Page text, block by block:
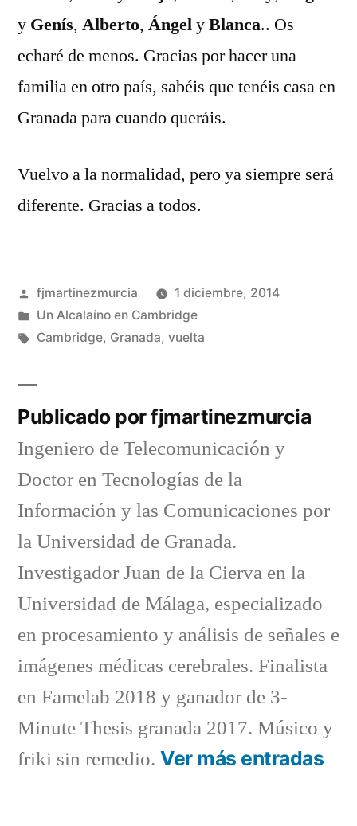
y Genís, Alberto, ÁngelyBlanca.. Os
echaré de menos. Gracias por hacer una
familia en otro país, sabéis que tenéis casa en
Granada para cuando queráis.
Vuelvo a la normalidad, pero ya siempre será
diferente. Gracias a todos.
Publicado
por
fjmartinezmurcia
1 diciembre, 2014
Publicado
en
Un Alcalaíno en Cambridge
Etiquetas:
Cambridge, Granada, vuelta
Publicado por fjmartinezmurcia
Ingeniero de Telecomunicación y
Doctor en Tecnologías de la
Información y las Comunicaciones por
la Universidad de Granada.
Investigador Juan de la Cierva en la
Universidad de Málaga, especializado
en procesamiento y análisis de señales e
imágenes médicas cerebrales. Finalista
en Famelab 2018 y ganador de 3-
Minute Thesis granada 2017. Músico y
friki sin remedio. Ver más entradas